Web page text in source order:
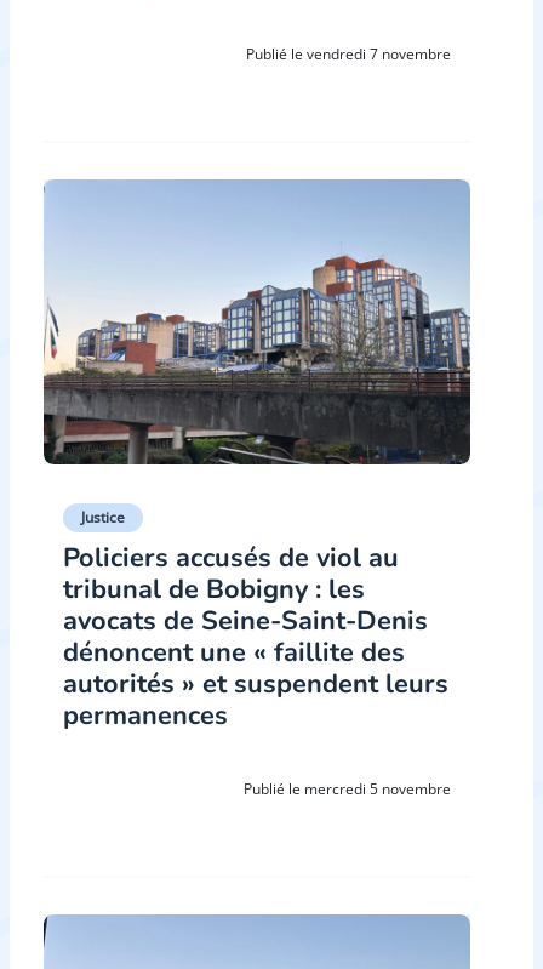
Publié le vendredi 7 novembre
Justice
Policiers accusés de viol au
tribunal de Bobigny : les
avocats de Seine-Saint-Denis
dénoncent une « faillite des
autorités » et suspendent leurs
permanences
Publié le mercredi 5 novembre